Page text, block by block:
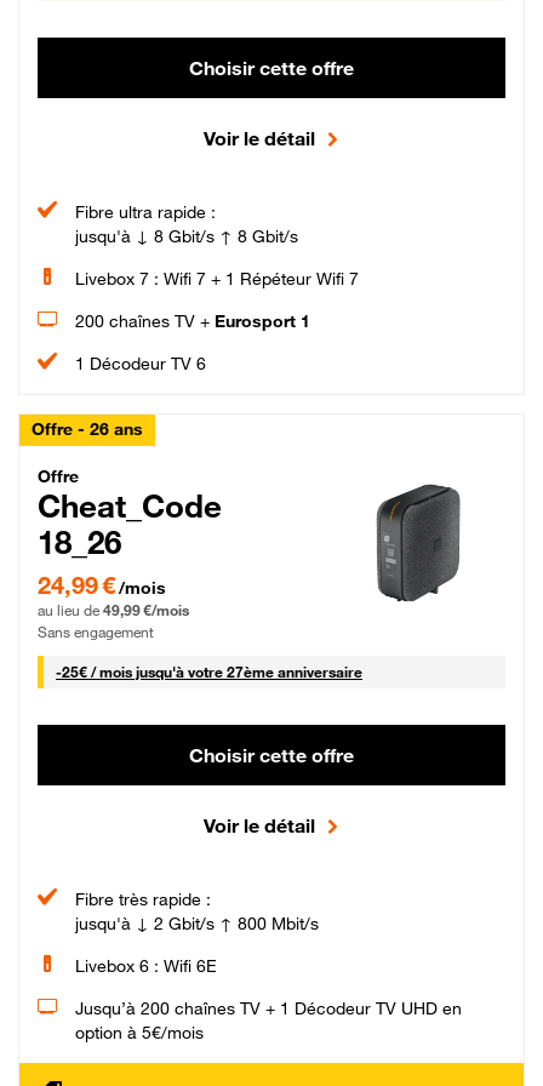
Choisir cette offre
Voir le détail
Fibre ultra rapide :
jusqu'à ↓ 8 Gbit/s ↑ 8 Gbit/s
Livebox 7 : Wifi 7 + 1 Répéteur Wifi 7
200 chaînes TV + Eurosport 1
1 Décodeur TV 6
Offre - 26 ans
Cheat_Code Fibre_18_26
Offre
Cheat_Code
18_26
24,99 € par mois pendant 0 mois puis 49,99 € par mois, Sans engagement
24,99 €/mois
au lieu de 49,99 €/mois
Sans engagement
-25€ / mois25 € par mois
jusqu'à votre 27ème anniversaire
Choisir cette offre
Voir le détail
Fibre très rapide :
jusqu'à ↓ 2 Gbit/s ↑ 800 Mbit/s
Livebox 6 : Wifi 6E
Jusqu’à 200 chaînes TV + 1 Décodeur TV UHD en
option à 5€/mois